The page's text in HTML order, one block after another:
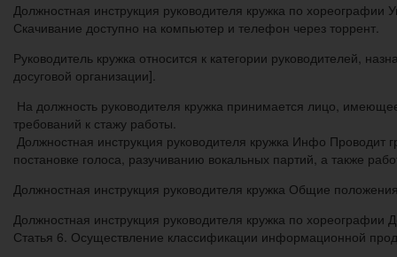
Должностная инструкция руководителя кружка по
Скачивание доступно на компьютер и телефон через торрент.
Руководитель кружка относится к категории руководителей,
досуговой организации].
На должность руководителя кружка принимается лицо,
требований к стажу работы.
Должностная инструкция руководителя кружка Инфо Проводит
постановке голоса, разучиванию вокальных партий, а также
Должностная инструкция руководителя кружка Общие
Должностная инструкция руководителя кружка по
Статья 6. Осуществление классификации информационной